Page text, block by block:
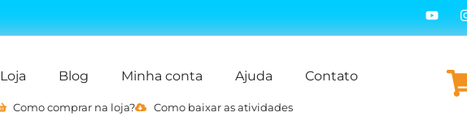
Loja Blog Minha conta Ajuda Contato
Como comprar na loja? Como baixar as atividades